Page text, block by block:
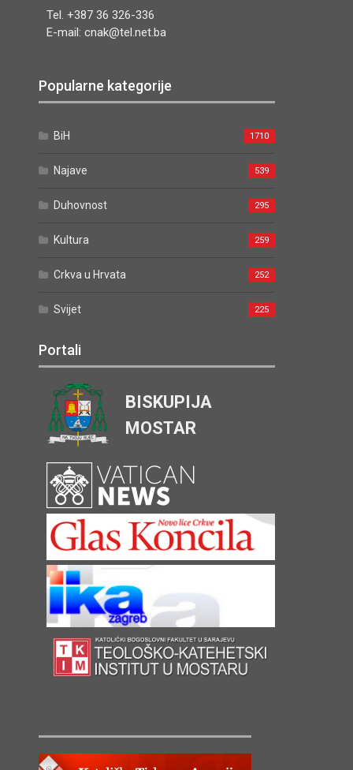
Tel. +387 36 326-336
E-mail: cnak@tel.net.ba
Popularne kategorije
BiH 1710
Najave 539
Duhovnost 295
Kultura 259
Crkva u Hrvata 252
Svijet 225
Portali
BISKUPIJA
MOSTAR